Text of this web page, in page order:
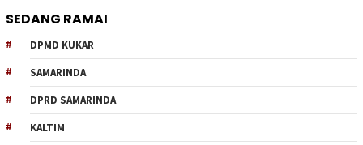
SEDANG RAMAI
DPMD KUKAR
SAMARINDA
DPRD SAMARINDA
KALTIM